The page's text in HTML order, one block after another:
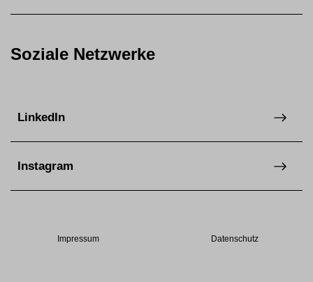
Soziale Netzwerke
LinkedIn
Instagram
Impressum Datenschutz